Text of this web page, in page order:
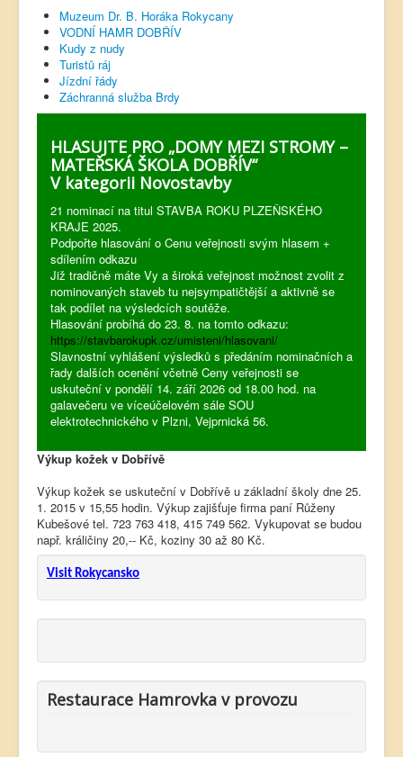
Muzeum Dr. B. Horáka Rokycany
VODNÍ HAMR DOBŘÍV
Kudy z nudy
Turistů ráj
Jízdní řády
Záchranná služba Brdy
HLASUJTE PRO „DOMY MEZI STROMY –
MATEŘSKÁ ŠKOLA DOBŘÍV“
V kategorii Novostavby
21 nominací na titul STAVBA ROKU PLZEŇSKÉHO
KRAJE 2025.
Podpořte hlasování o Cenu veřejnosti svým hlasem +
sdílením odkazu
Již tradičně máte Vy a široká veřejnost možnost zvolit z
nominovaných staveb tu nejsympatičtější a aktivně se
tak podílet na výsledcích soutěže.
Hlasování probíhá do 23. 8. na tomto odkazu:
https://stavbarokupk.cz/umisteni/hlasovani/
Slavnostní vyhlášení výsledků s předáním nominačních a
řady dalších ocenění včetně Ceny veřejnosti se
uskuteční v pondělí 14. září 2026 od 18.00 hod. na
galavečeru ve víceúčelovém sále SOU
elektrotechnického v Plzni, Vejprnická 56.
Výkup kožek v Dobřívě
Výkup kožek se uskuteční v Dobřívě u základní školy dne 25.
1. 2015 v 15,55 hodin. Výkup zajišťuje firma paní Růženy
Kubešové tel. 723 763 418, 415 749 562. Vykupovat se budou
např. králičiny 20,-- Kč, koziny 30 až 80 Kč.
Visit Rokycansko
Restaurace Hamrovka v provozu